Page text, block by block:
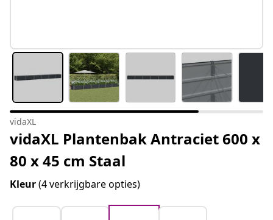
vidaXL
vidaXL Plantenbak Antraciet 600 x
80 x 45 cm Staal
Kleur(4 verkrijgbare opties)